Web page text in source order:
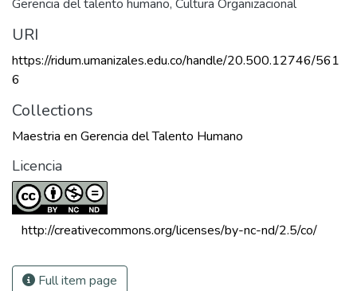
Gerencia del talento humano, Cultura Organizacional
URI
https://ridum.umanizales.edu.co/handle/20.500.12746/561
6
Collections
Maestria en Gerencia del Talento Humano
Licencia
http://creativecommons.org/licenses/by-nc-nd/2.5/co/
Full item page